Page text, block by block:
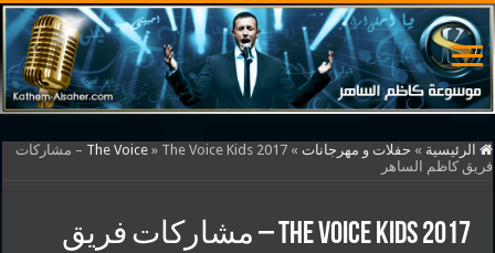
الرئيسية » حفلات و مهرجانات »
The Voice »
The Voice Kids 2017 – مشاركات
فريق كاظم الساهر
The Voice Kids 2017 – مشاركات فريق